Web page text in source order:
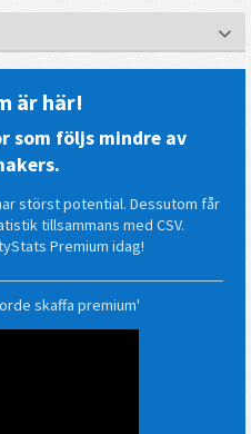
är här!
som följs mindre av
störst potential. Dessutom får
tillsammans med CSV.
Premium idag!
skaffa premium'